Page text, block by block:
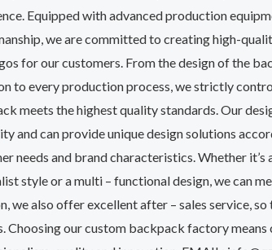
Equipped with advanced production
we are committed to creating high-
for our customers. From the design of the
to every production process, we strictly
meets the highest quality standards. Our
and can provide unique design solutions
needs and brand characteristics. Whether it’s
style or a multi – functional design, we can
we also offer excellent after – sales service, so
Choosing our custom backpack factory means